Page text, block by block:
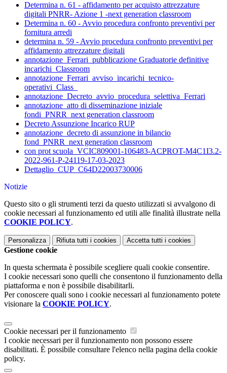
Determina n. 61 - affidamento per acquisto attrezzature
digitali PNRR- Azione 1 -next generation classroom
Determina n. 60 - Avvio procedura confronto preventivi per
fornitura arredi
determina n. 59 - Avvio procedura confronto preventivi per
affidamento attrezzature digitali
annotazione_Ferrari_pubblicazione Graduatorie definitive
incarichi_Classroom
annotazione_Ferrari_avviso_incarichi_tecnico-
operativi_Class_
annotazione_Decreto_avvio_procedura_selettiva_Ferrari
annotazione_atto di disseminazione iniziale
fondi_PNRR_next generation classroom
Decreto Assunzione Incarico RUP
annotazione_decreto di assunzione in bilancio
fond_PNRR_next generation classroom
con prot scuola_VCIC809001-106483-ACPROT-M4C1I3.2-
2022-961-P-24119-17-03-2023
Dettaglio_CUP_C64D22003730006
Notizie
Questo sito o gli strumenti terzi da questo utilizzati si avvalgono di
cookie necessari al funzionamento ed utili alle finalità illustrate nella
COOKIE POLICY.
Personalizza Rifiuta tutti i cookies Accetta tutti i cookies
Gestione cookie
In questa schermata è possibile scegliere quali cookie consentire.
I cookie necessari sono quelli che consentono il funzionamento della
piattaforma e non è possibile disabilitarli.
Per conoscere quali sono i cookie necessari al funzionamento potete
visionare la COOKIE POLICY.
Cookie necessari per il funzionamento
I cookie necessari per il funzionamento non possono essere
disabilitati. È possibile consultare l'elenco nella pagina della cookie
policy.